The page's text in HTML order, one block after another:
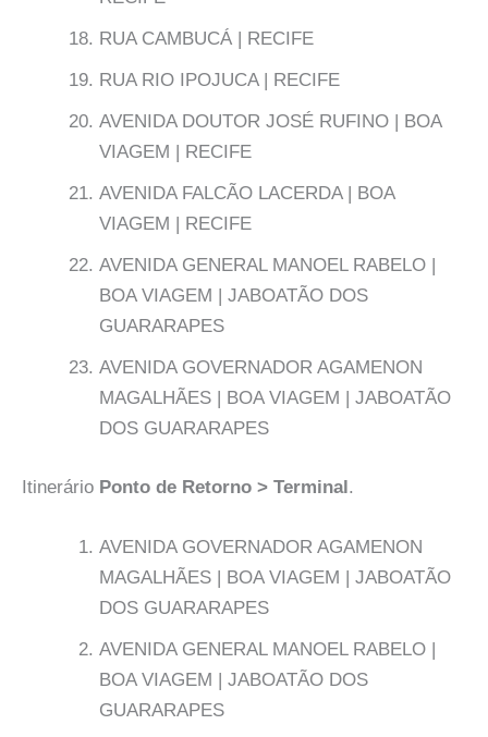
RUA CAMBUCÁ | RECIFE
RUA RIO IPOJUCA | RECIFE
AVENIDA DOUTOR JOSÉ RUFINO | BOA
VIAGEM | RECIFE
AVENIDA FALCÃO LACERDA | BOA
VIAGEM | RECIFE
AVENIDA GENERAL MANOEL RABELO |
BOA VIAGEM | JABOATÃO DOS
GUARARAPES
AVENIDA GOVERNADOR AGAMENON
MAGALHÃES | BOA VIAGEM | JABOATÃO
DOS GUARARAPES
Itinerário Ponto de Retorno > Terminal.
AVENIDA GOVERNADOR AGAMENON
MAGALHÃES | BOA VIAGEM | JABOATÃO
DOS GUARARAPES
AVENIDA GENERAL MANOEL RABELO |
BOA VIAGEM | JABOATÃO DOS
GUARARAPES